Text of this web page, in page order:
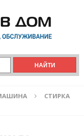
СТИРКА